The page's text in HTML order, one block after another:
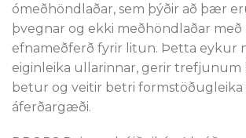
ómeðhöndlaðar, sem þýðir að þær
þvegnar og ekki meðhöndlaðar með
efnameðferð fyrir litun. Þetta eykur
eiginleika ullarinnar, gerir trefjunum
betur og veitir betri formstöðugleika
áferðargæði.